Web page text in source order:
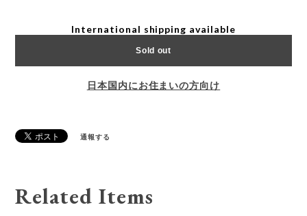
International shipping available
Sold out
日本国内にお住まいの方向け
通報する
Related Items